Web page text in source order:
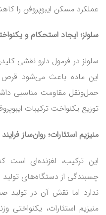
عملکرد مسکن ایبوپروفن را
سلولز؛ ایجاد استحکام و
سلولز در فرمول دارو نقشی
این ماده باعث می‌شود قرص
حمل‌ونقل مقاومت مناسبی
توزیع یکنواخت ترکیبات
منیزیم استئارات؛ روان‌ساز
این ترکیب، لغزنده‌ای است
چسبندگی از دستگاه‌های تولید
ندارد اما نقش آن در تولید
منیزیم استئارات،